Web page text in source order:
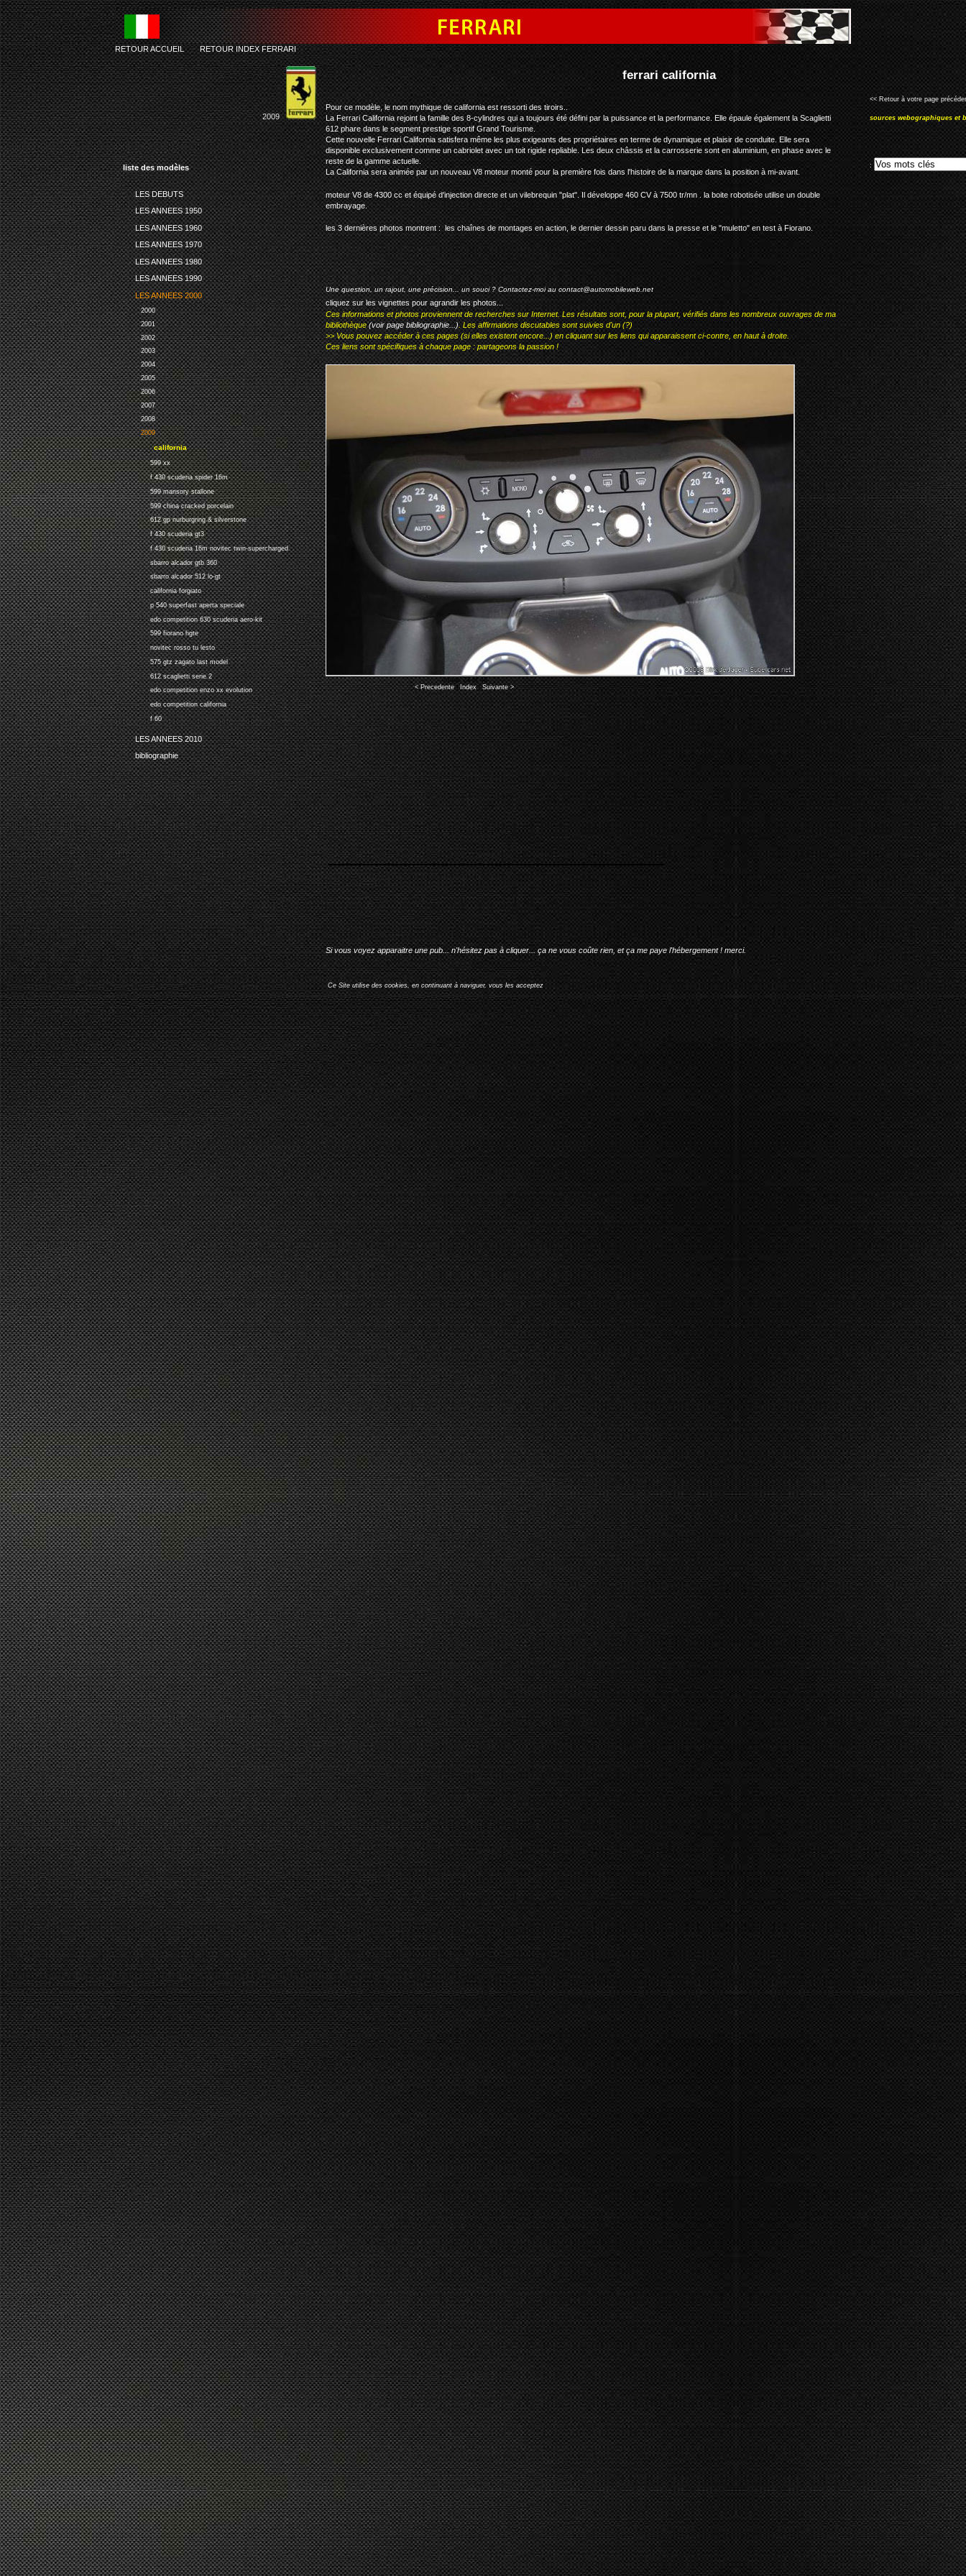
liste des modèles
LES DEBUTS
LES ANNEES 1950
LES ANNEES 1960
LES ANNEES 1970
LES ANNEES 1980
LES ANNEES 1990
LES ANNEES 2000
2000
2001
2002
2003
2004
2005
2006
2007
2008
2009
california
599 xx
f 430 scuderia spider 16m
599 mansory stallone
599 china cracked porcelain
612 gp nurburgring & silverstone
f 430 scuderia gt3
f 430 scuderia 16m novitec twin-supercharged
sbarro alcador gtb 360
sbarro alcador 512 lo-gt
california forgiato
p 540 superfast aperta speciale
edo competition 630 scuderia aero-kit
599 fiorano hgte
novitec rosso tu lesto
575 gtz zagato last model
612 scaglietti serie 2
edo competition enzo xx evolution
edo competition california
f 60
LES ANNEES 2010
bibliographie
ferrari california
RETOUR ACCUEIL-RETOUR INDEX FERRARI
2009
Pour ce modèle, le nom mythique de california est ressorti des tiroirs..
La Ferrari California rejoint la famille des 8-cylindres qui a toujours été défini par la puissance et la performance. Elle épaule également la Scaglietti
612 phare dans le segment prestige sportif Grand Tourisme.
Cette nouvelle Ferrari California satisfera même les plus exigeants des propriétaires en terme de dynamique et plaisir de conduite. Elle sera
disponible exclusivement comme un cabriolet avec un toit rigide repliable. Les deux châssis et la carrosserie sont en aluminium, en phase avec le
reste de la gamme actuelle.
La California sera animée par un nouveau V8 moteur monté pour la première fois dans l'histoire de la marque dans la position à mi-avant.
moteur V8 de 4300 cc et équipé d'injection directe et un vilebrequin "plat". Il développe 460 CV à 7500 tr/mn . la boite robotisée utilise un double
embrayage.
les 3 dernières photos montrent : les chaînes de montages en action, le dernier dessin paru dans la presse et le "muletto" en test à Fiorano.
Une question, un rajout, une précision... un souci ? Contactez-moi aucontact@automobileweb.net
cliquez sur les vignettes pour agrandir les photos...
Ces informations et photos proviennent de recherches sur Internet. Les résultats sont, pour la plupart, vérifiés dans les nombreux ouvrages de ma
bibliothèque(voir page bibliographie...). Les affirmations discutables sont suivies d'un (?)
>> Vous pouvez accéder à ces pages (si elles existent encore...) en cliquant sur les liens qui apparaissent ci-contre, en haut à droite.
Ces liens sont spécifiques à chaque page : partageons la passion !
Image 23 of 48
< Precedente|Index|Suivante >
Si vous voyez apparaitre une pub... n'hésitez pas à cliquer... ça ne vous coûte rien, et ça me paye l'hébergement ! merci.
Ce Site utilise des cookies, en continuant à naviguer, vous les acceptez
<< Retour à votre page
sources webographiques et
: